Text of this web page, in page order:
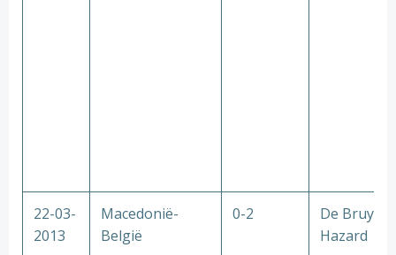
22-03-
2013
Macedonië-
België
0-2
De Bruyne
Hazard